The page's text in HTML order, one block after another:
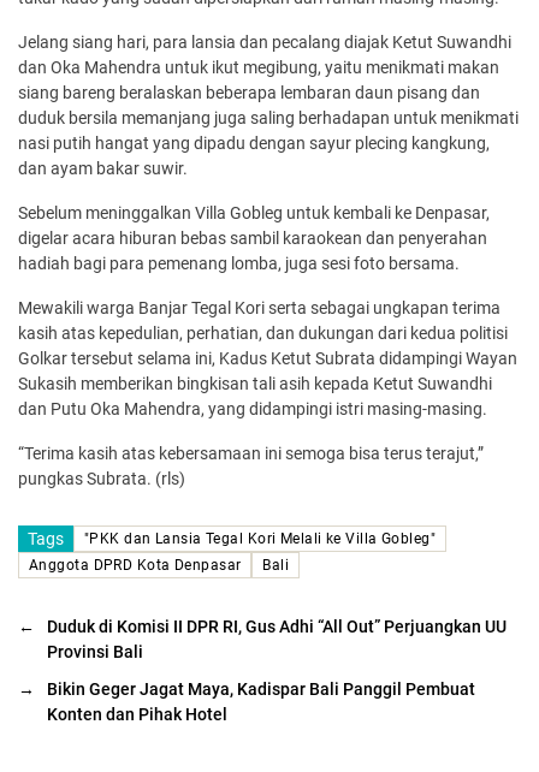
Jelang siang hari, para lansia dan pecalang diajak Ketut Suwandhi
dan Oka Mahendra untuk ikut megibung, yaitu menikmati makan
siang bareng beralaskan beberapa lembaran daun pisang dan
duduk bersila memanjang juga saling berhadapan untuk menikmati
nasi putih hangat yang dipadu dengan sayur plecing kangkung,
dan ayam bakar suwir.
Sebelum meninggalkan Villa Gobleg untuk kembali ke Denpasar,
digelar acara hiburan bebas sambil karaokean dan penyerahan
hadiah bagi para pemenang lomba, juga sesi foto bersama.
Mewakili warga Banjar Tegal Kori serta sebagai ungkapan terima
kasih atas kepedulian, perhatian, dan dukungan dari kedua politisi
Golkar tersebut selama ini, Kadus Ketut Subrata didampingi Wayan
Sukasih memberikan bingkisan tali asih kepada Ketut Suwandhi
dan Putu Oka Mahendra, yang didampingi istri masing-masing.
“Terima kasih atas kebersamaan ini semoga bisa terus terajut,”
pungkas Subrata. (rls)
Tags
"PKK dan Lansia Tegal Kori Melali ke Villa Gobleg"
Anggota DPRD Kota Denpasar
Bali
←
Duduk di Komisi II DPR RI, Gus Adhi “All Out” Perjuangkan UU
Provinsi Bali
→
Bikin Geger Jagat Maya, Kadispar Bali Panggil Pembuat
Konten dan Pihak Hotel